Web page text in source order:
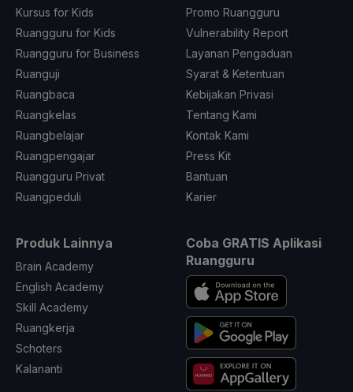
Kursus for Kids
Ruangguru for Kids
Ruangguru for Business
Ruanguji
Ruangbaca
Ruangkelas
Ruangbelajar
Ruangpengajar
Ruangguru Privat
Ruangpeduli
Promo Ruangguru
Vulnerability Report
Layanan Pengaduan
Syarat & Ketentuan
Kebijakan Privasi
Tentang Kami
Kontak Kami
Press Kit
Bantuan
Karier
Produk Lainnya
Brain Academy
English Academy
Skill Academy
Ruangkerja
Schoters
Kalananti
Coba GRATIS Aplikasi
Ruangguru